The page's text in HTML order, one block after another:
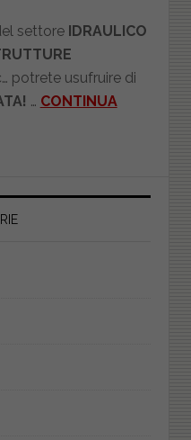
settore IDRAULICO
potrete usufruire di
… CONTINUA